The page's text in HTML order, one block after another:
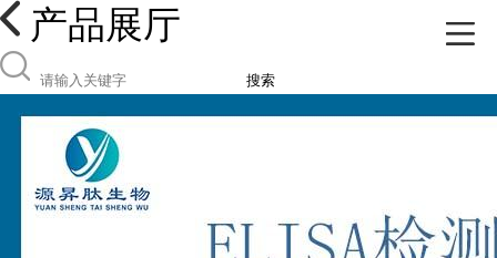
产品展厅
搜索